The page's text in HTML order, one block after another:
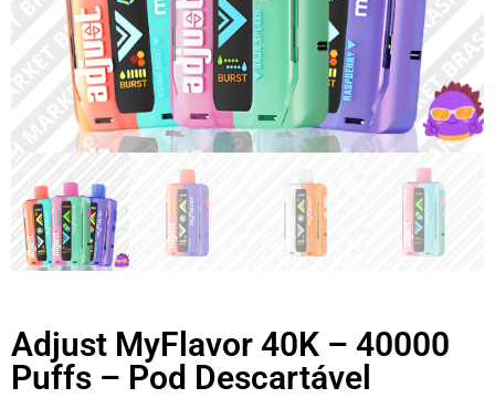
Adjust MyFlavor 40K – 40000
Puffs – Pod Descartável